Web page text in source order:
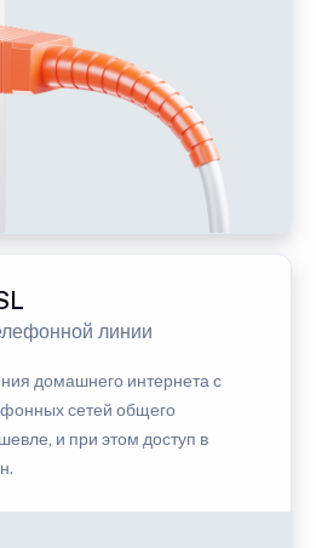
линии
домашнего интернета с
сетей общего
и при этом доступ в